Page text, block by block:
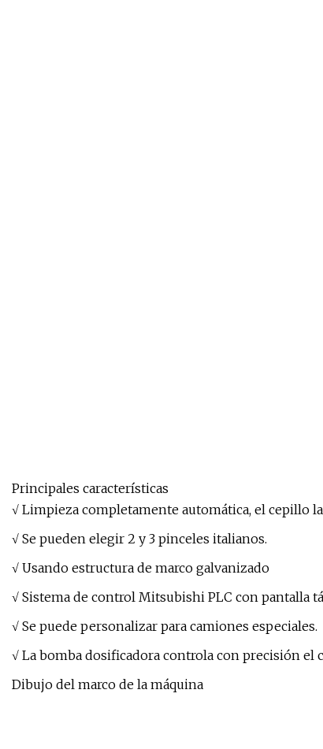
Principales características
√ Limpieza completamente automática, el cepillo
√ Se pueden elegir 2 y 3 pinceles italianos.
√ Usando estructura de marco galvanizado
√ Sistema de control Mitsubishi PLC con pantalla
√ Se puede personalizar para camiones especiales.
√ La bomba dosificadora controla con precisión el
Dibujo del marco de la máquina